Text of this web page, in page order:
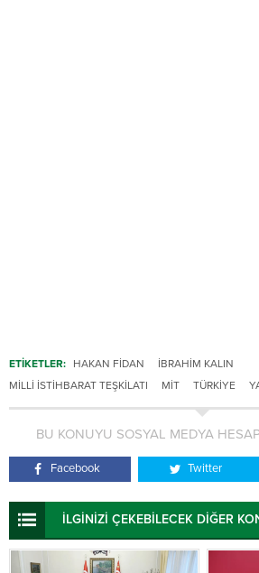
ETİKETLER: HAKAN FIDAN
İBRAHIM KALIN
MILLI İSTIHBARAT TEŞKILATI
MİT TÜRKIYE
BU KONUYU SOSYAL MEDYA
Facebook Twitter
İLGİNİZİ ÇEKEBİLECEK DİĞER